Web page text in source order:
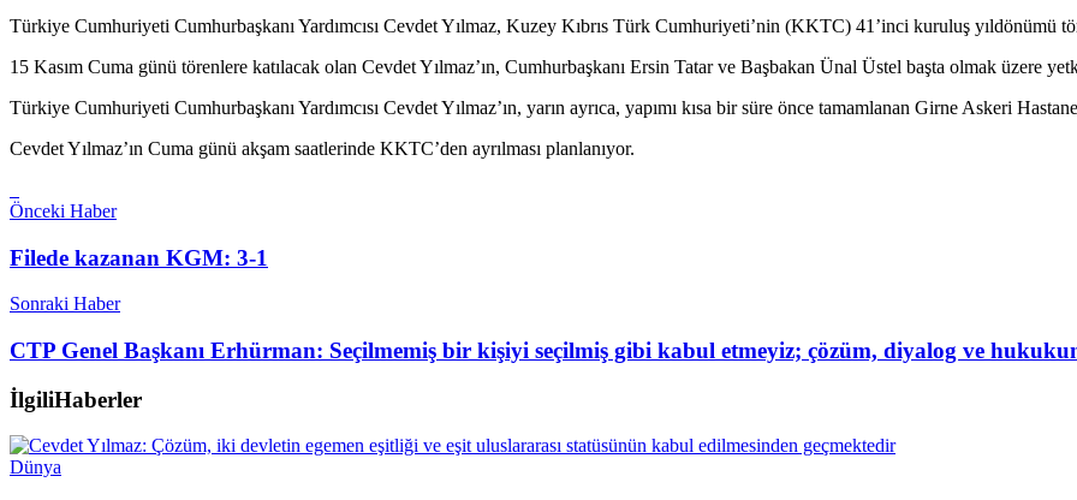
Türkiye Cumhuriyeti Cumhurbaşkanı Yardımcısı Cevdet Yılmaz, Kuzey Kıbrıs Türk Cumhuriyeti’nin (KKTC) 41’inci kuruluş yıldönümü
15 Kasım Cuma günü törenlere katılacak olan Cevdet Yılmaz’ın, Cumhurbaşkanı Ersin Tatar ve Başbakan Ünal Üstel başta olmak üzere
Türkiye Cumhuriyeti Cumhurbaşkanı Yardımcısı Cevdet Yılmaz’ın, yarın ayrıca, yapımı kısa bir süre önce tamamlanan Girne Askeri
Cevdet Yılmaz’ın Cuma günü akşam saatlerinde KKTC’den ayrılması planlanıyor.
Önceki Haber
Filede kazanan KGM: 3-1
Sonraki Haber
CTP Genel Başkanı Erhürman: Seçilmemiş bir kişiyi seçilmiş gibi kabul etmeyiz; çözüm, diyalog ve
İlgiliHaberler
Dünya